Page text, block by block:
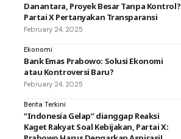
Danantara, Proyek Besar Tanpa Kontrol?
Partai X Pertanyakan Transparansi
February 24, 2025
Ekonomi
Bank Emas Prabowo: Solusi Ekonomi
atau Kontroversi Baru?
February 24, 2025
Berita Terkini
“Indonesia Gelap” dianggap Reaksi
Kaget Rakyat Soal Kebijakan, Partai X: